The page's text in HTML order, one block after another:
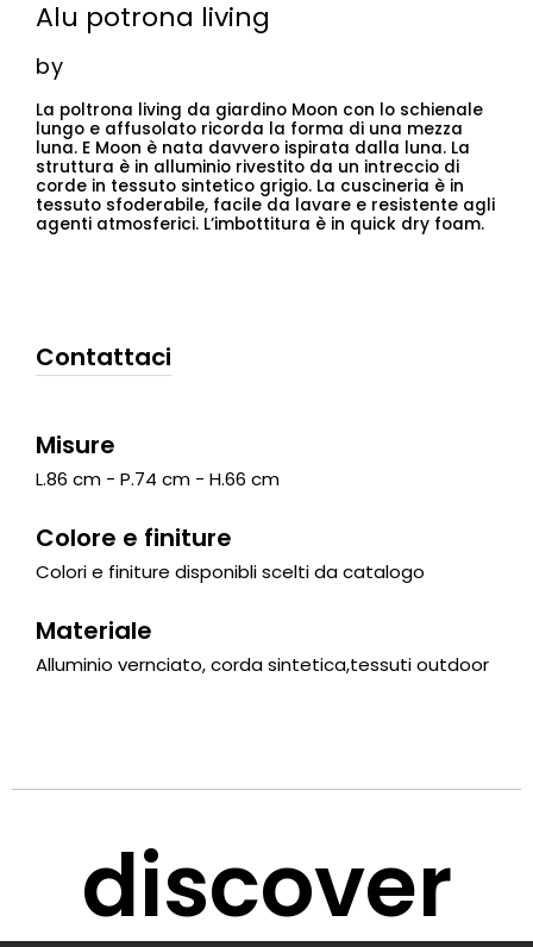
Alu potrona living
by
La poltrona living da giardino Moon con lo schienale
lungo e affusolato ricorda la forma di una mezza
luna. E Moon è nata davvero ispirata dalla luna. La
struttura è in alluminio rivestito da un intreccio di
corde in tessuto sintetico grigio. La cuscineria è in
tessuto sfoderabile, facile da lavare e resistente agli
agenti atmosferici. L’imbottitura è in quick dry foam.
Contattaci
Misure
L.86 cm - P.74 cm - H.66 cm
Colore e finiture
Colori e finiture disponibli scelti da catalogo
Materiale
Alluminio vernciato, corda sintetica,tessuti outdoor
discover